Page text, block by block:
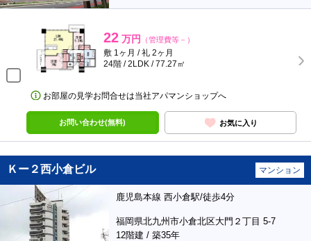
22 万円 （管理費等－）
敷 1ヶ月 / 礼 2ヶ月
24階 / 2LDK / 77.27㎡
お部屋の見学お問合せは当社アパマンショップへ
お問い合わせ(無料) お気に入り
Ｋー２西小倉ビル マンション
鹿児島本線 西小倉駅/徒歩4分
福岡県北九州市小倉北区大門２丁目 5-7
12階建 / 築35年